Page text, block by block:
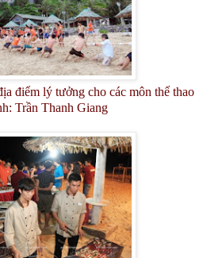
điểm lý tưởng cho các môn thể thao
Trần Thanh Giang